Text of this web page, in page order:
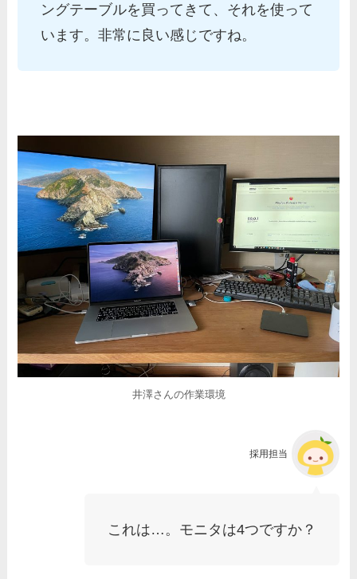
ングテーブルを買ってきて、それを使って
います。非常に良い感じですね。
井澤さんの作業環境
採用担当
これは…。モニタは4つですか？